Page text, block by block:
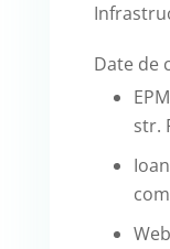
Date de
str.